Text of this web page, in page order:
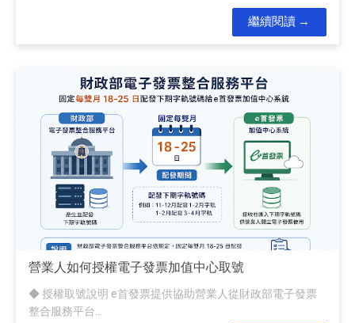
繼續閱讀
營業人如何授權電子發票加值中心取號
◆ 授權取號說明 e首發票提供協助營業人從財政部電子發票
整合服務平台...